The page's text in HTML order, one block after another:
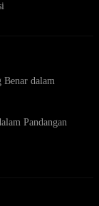
Benar dalam
Pandangan